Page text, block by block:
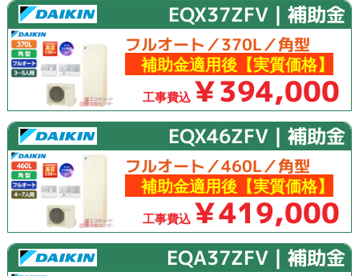
EQX37ZFV｜補助金
フルオート／370L／角型
補助金適用後【実質価格】
工事費込 ￥394,000
EQX46ZFV｜補助金
フルオート／460L／角型
補助金適用後【実質価格】
工事費込 ￥419,000
EQA37ZFV｜補助金